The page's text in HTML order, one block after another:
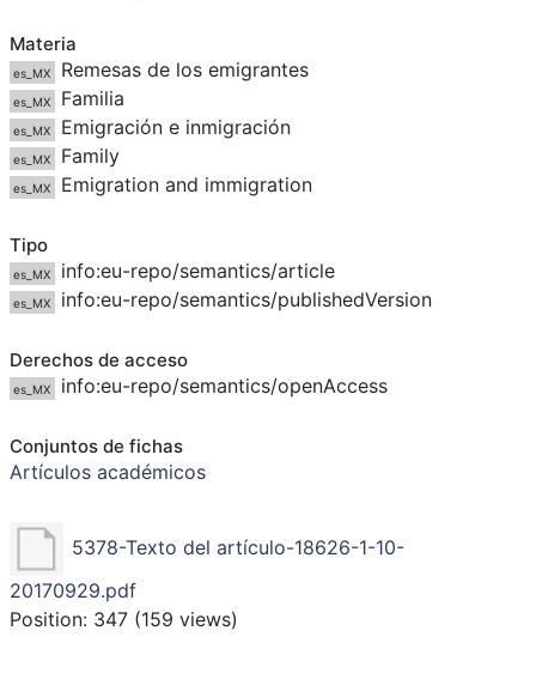
Materia
es_MX Remesas de los emigrantes
es_MX Familia
es_MX Emigración e inmigración
es_MX Family
es_MX Emigration and immigration
Tipo
es_MX info:eu-repo/semantics/article
es_MX info:eu-repo/semantics/publishedVersion
Derechos de acceso
es_MX info:eu-repo/semantics/openAccess
Conjuntos de fichas
Artículos académicos
5378-Texto del artículo-18626-1-10-
20170929.pdf
Position: 347(159 views)